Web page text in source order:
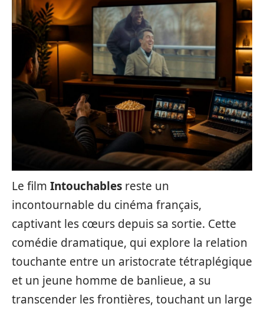
Le film Intouchables reste un
incontournable du cinéma français,
captivant les cœurs depuis sa sortie. Cette
comédie dramatique, qui explore la relation
touchante entre un aristocrate tétraplégique
et un jeune homme de banlieue, a su
transcender les frontières, touchant un large